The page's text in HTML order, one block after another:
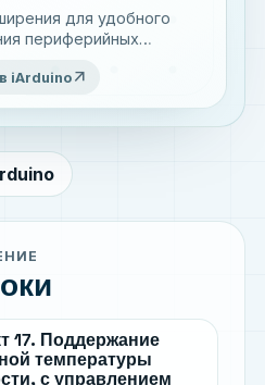
для удобного
периферийных
iArduino arrow_outward
17. Поддержание
температуры
с управлением